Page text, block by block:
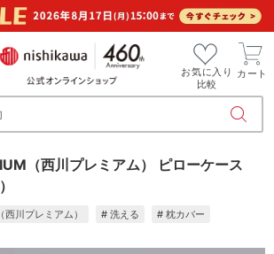
お気に入り
比較
カート
（西川プレミアム） ピローケース
川プレミアム） # 洗える # 枕カバー